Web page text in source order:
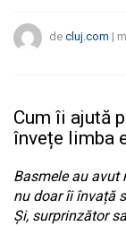
de cluj.com |
Cum îi ajută
învețe limba
Basmele au avut
nu doar îi învață
Și, surprinzător